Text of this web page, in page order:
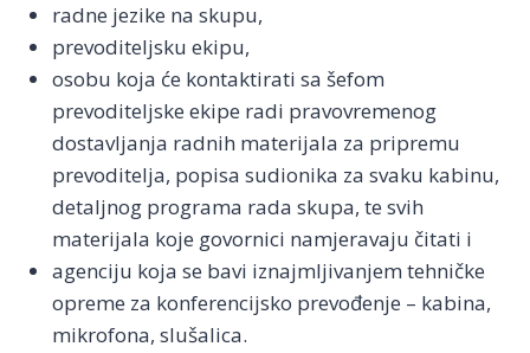
radne jezike na skupu,
prevoditeljsku ekipu,
osobu koja će kontaktirati sa šefom
prevoditeljske ekipe radi pravovremenog
dostavljanja radnih materijala za pripremu
prevoditelja, popisa sudionika za svaku kabinu,
detaljnog programa rada skupa, te svih
materijala koje govornici namjeravaju čitati i
agenciju koja se bavi iznajmljivanjem tehničke
opreme za konferencijsko prevođenje – kabina,
mikrofona, slušalica.